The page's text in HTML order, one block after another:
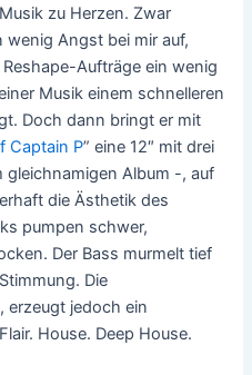
zu Herzen. Zwar
Angst bei mir auf,
Aufträge ein wenig
Musik einem schnelleren
Doch dann bringt er mit
Captain P” eine 12″ mit drei
gleichnamigen Album -, auf
die Ästhetik des
pumpen schwer,
Der Bass murmelt tief
Die
erzeugt jedoch ein
House. Deep House.